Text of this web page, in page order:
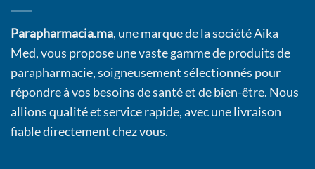
Parapharmacia.ma, une marque de la société Aika
Med, vous propose une vaste gamme de produits de
parapharmacie, soigneusement sélectionnés pour
répondre à vos besoins de santé et de bien-être. Nous
allions qualité et service rapide, avec une livraison
fiable directement chez vous.